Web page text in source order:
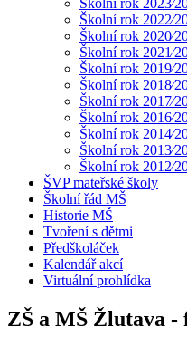
Školní rok
Školní rok
Školní rok
Školní rok
Školní rok
Školní rok
Školní rok
Školní rok
Školní rok
Školní rok
Školní rok
ŠVP mateřské školy
Školní řád MŠ
Historie MŠ
Tvoření s dětmi
Předškoláček
Kalendář akcí
Virtuální prohlídka
ZŠ a MŠ Žlutava -